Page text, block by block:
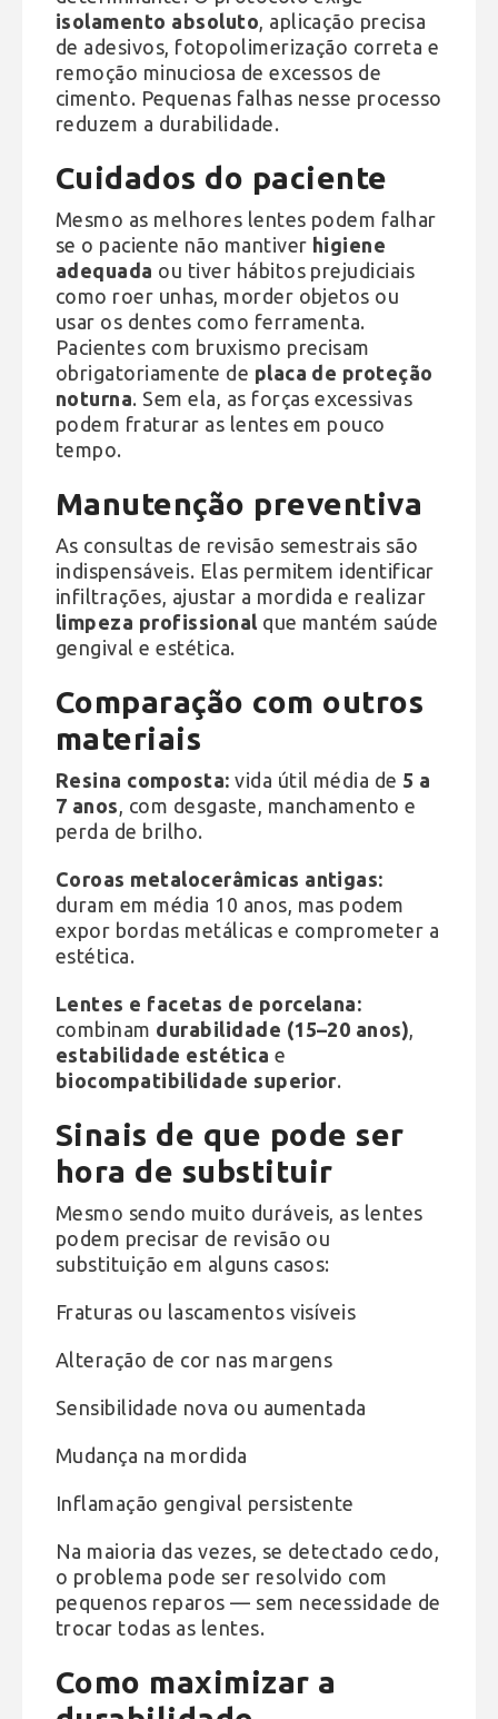
isolamento absoluto , aplicação precisa
de adesivos, fotopolimerização correta e
remoção minuciosa de excessos de
cimento. Pequenas falhas nesse processo
reduzem a durabilidade.
Cuidados do paciente
Mesmo as melhores lentes podem falhar
se o paciente não mantiver higiene
adequada ou tiver hábitos prejudiciais
como roer unhas, morder objetos ou
usar os dentes como ferramenta.
Pacientes com bruxismo precisam
obrigatoriamente de placa de proteção
noturna. Sem ela, as forças excessivas
podem fraturar as lentes em pouco
tempo.
Manutenção preventiva
As consultas de revisão semestrais são
indispensáveis. Elas permitem identificar
infiltrações, ajustar a mordida e realizar
limpeza profissional que mantém saúde
gengival e estética.
Comparação com outros
materiais
Resina composta: vida útil média de 5 a
7 anos , com desgaste, manchamento e
perda de brilho.
Coroas metalocerâmicas antigas:
duram em média 10 anos, mas podem
expor bordas metálicas e comprometer a
estética.
Lentes e facetas de porcelana:
combinam durabilidade (15–20 anos)
estabilidade estética e
biocompatibilidade superior.
Sinais de que pode ser
hora de substituir
Mesmo sendo muito duráveis, as lentes
podem precisar de revisão ou
substituição em alguns casos:
Fraturas ou lascamentos visíveis
Alteração de cor nas margens
Sensibilidade nova ou aumentada
Mudança na mordida
Inflamação gengival persistente
Na maioria das vezes, se detectado cedo,
o problema pode ser resolvido com
pequenos reparos — sem necessidade de
trocar todas as lentes.
Como maximizar a